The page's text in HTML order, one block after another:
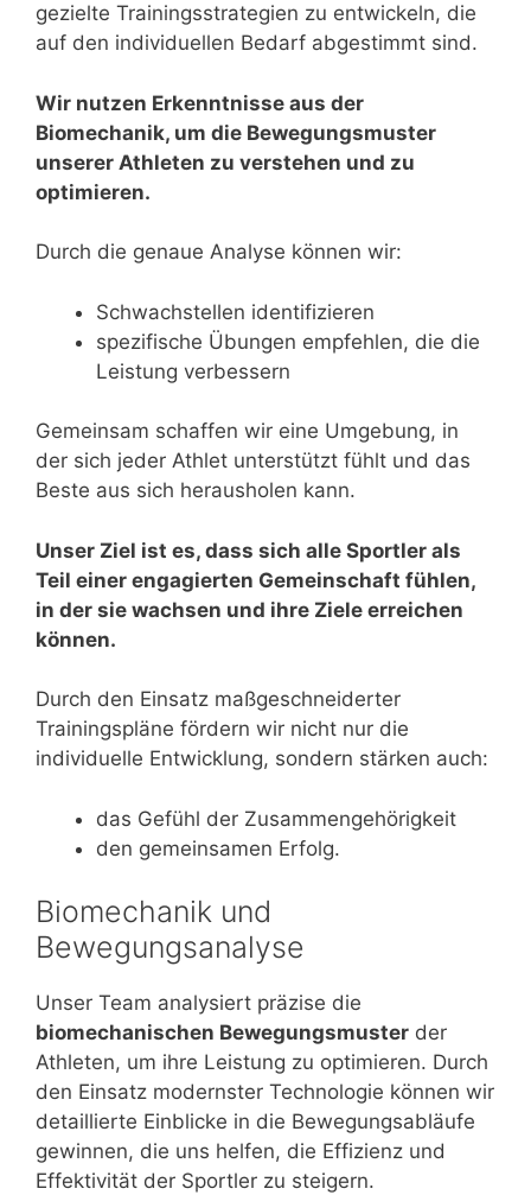
gezielte Trainingsstrategien zu entwickeln, die
auf den individuellen Bedarf abgestimmt sind.
Wir nutzen Erkenntnisse aus der
Biomechanik, um die Bewegungsmuster
unserer Athleten zu verstehen und zu
optimieren.
Durch die genaue Analyse können wir:
Schwachstellen identifizieren
spezifische Übungen empfehlen, die die
Leistung verbessern
Gemeinsam schaffen wir eine Umgebung, in
der sich jeder Athlet unterstützt fühlt und das
Beste aus sich herausholen kann.
Unser Ziel ist es, dass sich alle Sportler als
Teil einer engagierten Gemeinschaft fühlen,
in der sie wachsen und ihre Ziele erreichen
können.
Durch den Einsatz maßgeschneiderter
Trainingspläne fördern wir nicht nur die
individuelle Entwicklung, sondern stärken auch:
das Gefühl der Zusammengehörigkeit
den gemeinsamen Erfolg.
Biomechanik und
Bewegungsanalyse
Unser Team analysiert präzise die
biomechanischen Bewegungsmuster der
Athleten, um ihre Leistung zu optimieren. Durch
den Einsatz modernster Technologie können wir
detaillierte Einblicke in die Bewegungsabläufe
gewinnen, die uns helfen, die Effizienz und
Effektivität der Sportler zu steigern.